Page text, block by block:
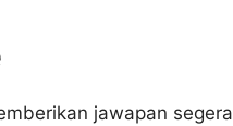
jawapan segera